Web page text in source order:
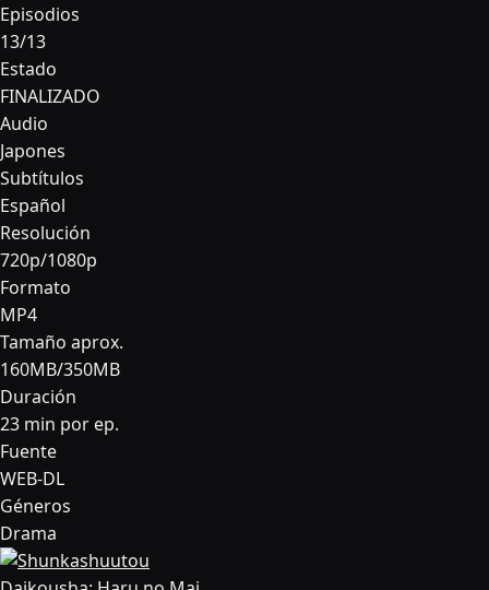
Episodios
13/13
Estado
FINALIZADO
Audio
Japones
Subtítulos
Español
Resolución
720p/1080p
Formato
MP4
Tamaño aprox.
160MB/350MB
Duración
23 min por ep.
Fuente
WEB-DL
Géneros
Drama